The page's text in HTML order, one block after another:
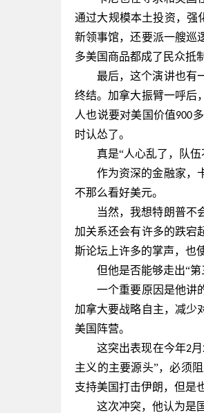
通过大规模本土投资，强
新领事馆，还要派一艘巡
多美国商品都成了民众抵
最后，这个演讲也有
终结。加拿大振臂一呼后
人也说要对美国价值900
时认怂了。
真是“人心乱了，队
作为资深的金融家，
不那么看好美元。
当然，我想特朗普不
加关系还会有许多的跌宕
斯论坛上许多的掌声，也
但他是否能够走出“第
一个重要原因是他讲
加拿大要战略自主，减少
美国阵营。
这突出表现在今年2月
主义的主要源头”，必须
支持美国打击伊朗，但是
这次冲突，他认为是